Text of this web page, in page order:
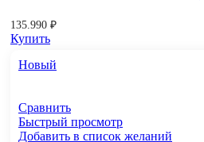
135.990 ₽
Купить
Новый
Сравнить
Быстрый просмотр
Добавить в список желаний